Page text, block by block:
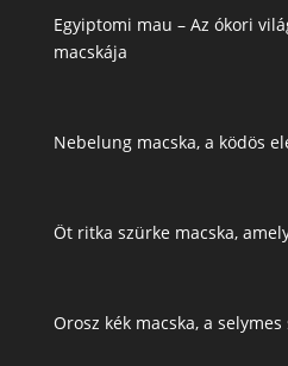
Egyiptomi mau – Az ókori
macskája
Nebelung macska, a ködös
Öt ritka szürke macska,
Orosz kék macska, a